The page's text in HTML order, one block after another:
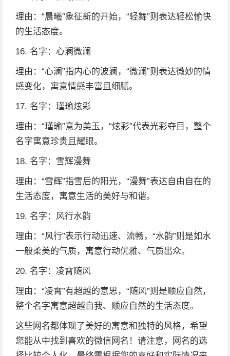
理由：“晨曦”象征新的开始，“轻舞”则表达轻松愉快
的生活态度。
16. 名字：心澜微澜
理由：“心澜”指内心的波澜，“微澜”则表达微妙的情
感变化，寓意情感丰富且细腻。
17. 名字：瑾瑜炫彩
理由：“瑾瑜”意为美玉，“炫彩”代表光彩夺目，整个
名字寓意珍贵且耀眼。
18. 名字：雪辉漫舞
理由：“雪辉”指雪后的阳光，“漫舞”表达自由自在的
生活态度，寓意生活的美好与和谐。
19. 名字：风行水韵
理由：“风行”表示行动迅速、流畅，“水韵”则是如水
一般柔美的气质，寓意行动优雅、气质出众。
20. 名字：凌霄随风
理由：“凌霄”有超越的意思，“随风”则是顺应自然，
整个名字寓意超越自我、顺应自然的生活态度。
这些网名都体现了美好的寓意和独特的风格，希望
您能从中找到喜欢的微信网名！请注意，网名的选